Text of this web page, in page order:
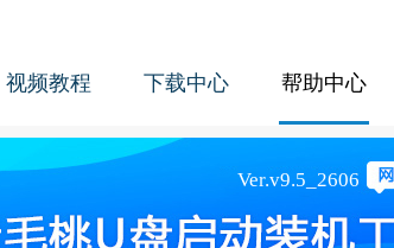
视频教程 下载中心 帮助中心